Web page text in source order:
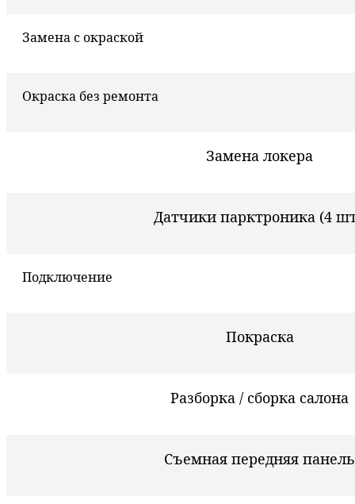
Замена с окраской
Окраска без ремонта
Замена локера
Датчики парктроника (4
Подключение
Покраска
Разборка / сборка салона
Съемная передняя панель